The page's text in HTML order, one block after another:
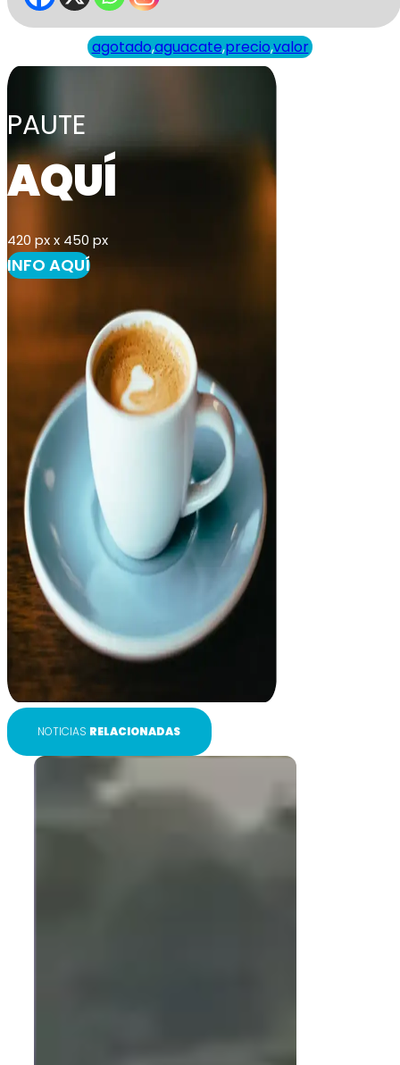
agotado,aguacate,precio,valor
PAUTE
AQUÍ
420 px x 450 px
INFO AQUÍ
NOTICIAS RELACIONADAS